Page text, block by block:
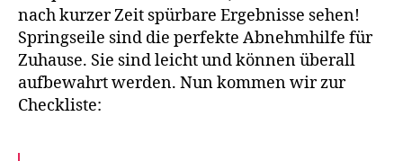
nach kurzer Zeit spürbare Ergebnisse sehen!
Springseile sind die perfekte Abnehmhilfe für
Zuhause. Sie sind leicht und können überall
aufbewahrt werden. Nun kommen wir zur
Checkliste: